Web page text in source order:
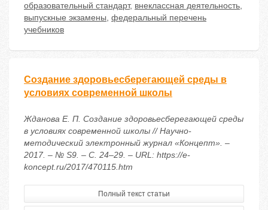
образовательный стандарт, внеклассная деятельность,
выпускные экзамены, федеральный перечень
учебников
Создание здоровьесберегающей среды в
условиях современной школы
Жданова Е. П. Создание здоровьесберегающей среды
в условиях современной школы // Научно-
методический электронный журнал «Концепт». –
2017. – № S9. – С. 24–29. – URL: https://e-
koncept.ru/2017/470115.htm
Полный текст статьи